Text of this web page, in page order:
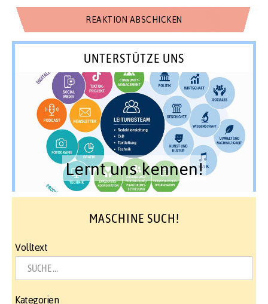
UNTERSTÜTZE UNS
Lernt uns kennen!
MASCHINE SUCH!
Volltext
Kategorien